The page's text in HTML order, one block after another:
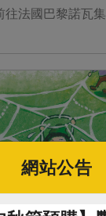
往法國巴黎諾瓦
網站公告